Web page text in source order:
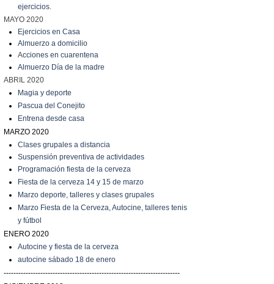
ejercicios.
MAYO 2020
Ejercicios en Casa
Almuerzo a domicilio
Acciones en cuarentena
Almuerzo Día de la madre
ABRIL 2020
Magia y deporte
Pascua del Conejito
Entrena desde casa
MARZO 2020
C lases grupales a distancia
Suspensión preventiva de actividades
Programación fiesta de la cerveza
Fiesta de la cerveza 14 y 15 de marzo
Marzo deporte, talleres y clases grupales
Marzo Fiesta de la Cerveza, Autocine, talleres tenis
y fútbol
ENERO 2020
Autocine y fiesta de la cerveza
autocine sábado 18 de enero
------------------------------------------------------------------------